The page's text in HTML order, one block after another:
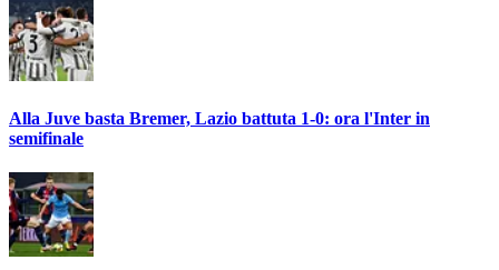
Alla Juve basta Bremer, Lazio battuta 1-0: ora l'Inter in
semifinale